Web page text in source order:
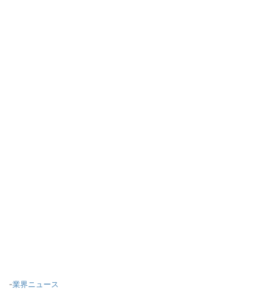
-業界ニュース